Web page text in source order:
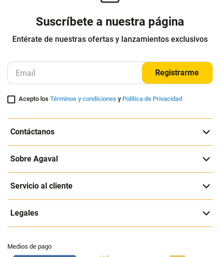
Suscríbete a nuestra página
Entérate de nuestras ofertas y lanzamientos exclusivos
Registrarme
Acepto losTérminos y condiciones y Política de Privacidad
Contáctanos
Sobre Agaval
Servicio al cliente
Legales
Medios de pago